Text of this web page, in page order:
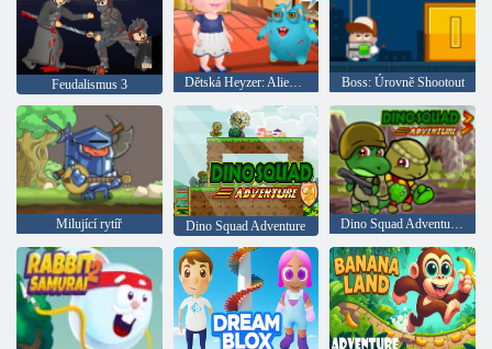
Feudalismus 3 Dětská Heyzer: Alien kamarád Boss: Úrovně Shootout
Milující rytíř Dino Squad Adventure Dino Squad Adventure 3